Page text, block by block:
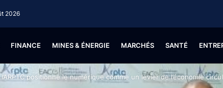
2026
FINANCE MINES & ÉNERGIE MARCHÉS SANTÉ
l’ARPTC positionne le numérique comme un levier de l’économie